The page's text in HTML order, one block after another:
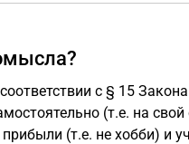
с § 15
(т.е. на
(т.е. не хобби) и